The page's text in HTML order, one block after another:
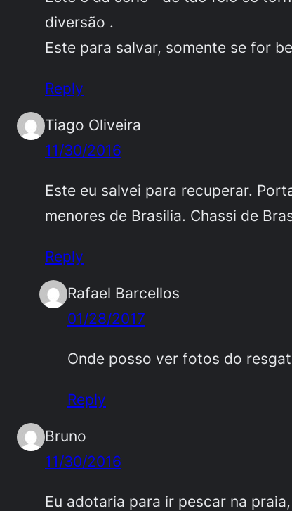
diversão .
Este para salvar, somente se for
Reply
Tiago Oliveira
11/30/2016
Este eu salvei para recuperar.
menores de Brasilia. Chassi de
Reply
Rafael Barcellos
01/28/2017
Onde posso ver fotos do
Reply
Bruno
11/30/2016
Eu adotaria para ir pescar na